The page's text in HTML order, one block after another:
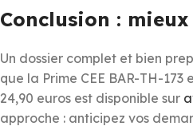
Conclusion :
Un dossier complet et bien
que la Prime CEE BAR-TH-
24,90 euros est disponible sur
approche : anticipez vos